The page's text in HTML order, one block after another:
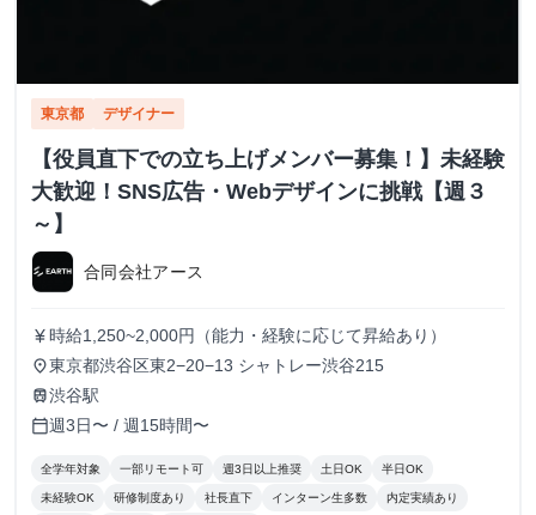
東京都 デザイナー
【役員直下での立ち上げメンバー募集！】未経験
大歓迎！SNS広告・Webデザインに挑戦【週３
～】
合同会社アース
currency_yen 時給1,250~2,000円（能力・経験に応じて昇給あり）
place東京都渋谷区東2−20−13 シャトレー渋谷215
train渋谷駅
calendar_today週3日〜 / 週15時間〜
全学年対象 一部リモート可 週3日以上推奨 土日OK 半日OK
未経験OK 研修制度あり 社長直下 インターン生多数 内定実績あり